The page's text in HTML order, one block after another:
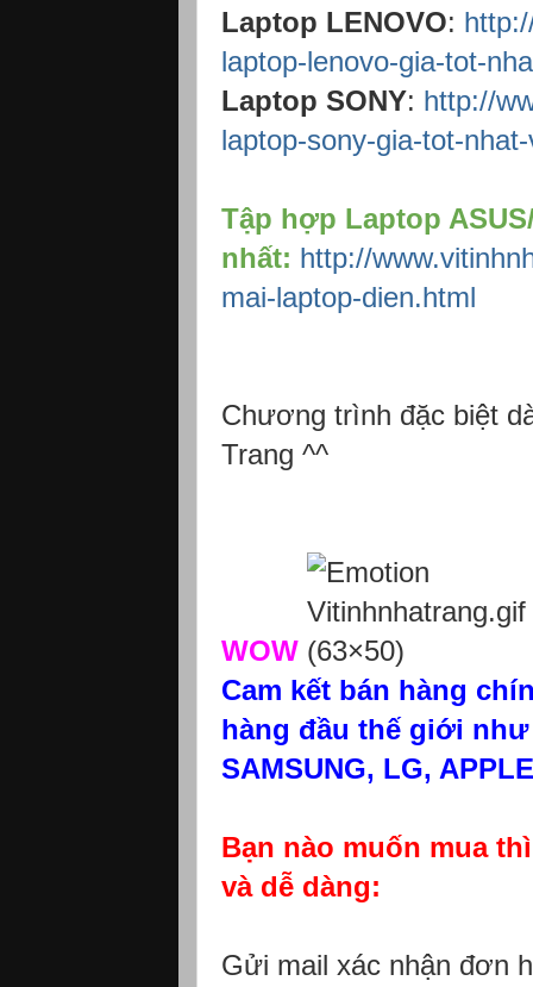
Laptop LENOVO:
laptop-lenovo-gia-tot-
Laptop SONY: http://
laptop-sony-gia-tot-
Tập hợp Laptop
nhất: http://
mai-laptop-dien.html
Chương trình đặc biệt
Trang ^^
WOW
Cam kết bán hàng
hàng đầu thế giới như
SAMSUNG, LG,
Bạn nào muốn mua
và dễ dàng:
Gửi mail xác nhận đơn